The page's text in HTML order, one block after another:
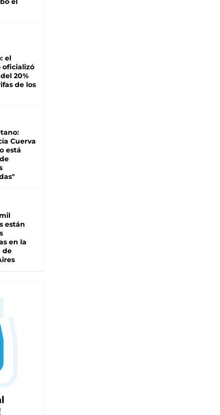
el
oficializó
20%
de los
Cuerva
está
están
en la
de